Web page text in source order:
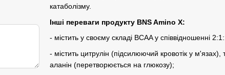
катаболізму.
Інші переваги продукту BNS Amino X:
- містить у своєму складі BCAA у співвідношенні
- містить цитрулін (підсилюючий кровотік у
аланін (перетворюється на глюкозу);